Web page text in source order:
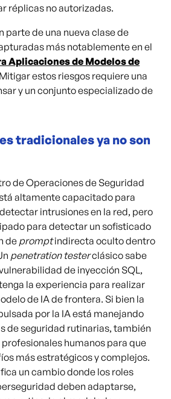
réplicas no autorizadas.
parte de una nueva clase de
más notablemente en el
Aplicaciones de Modelos de
estos riesgos requiere una
y un conjunto especializado de
tradicionales ya no son
de Operaciones de Seguridad
altamente capacitado para
intrusiones en la red, pero
para detectar un sofisticado
de promptindirecta oculto dentro
penetration testerclásico sabe
de inyección SQL,
la experiencia para realizar
de IA de frontera. Si bien la
por la IA está manejando
de seguridad rutinarias, también
humanos para que
más estratégicos y complejos.
un cambio donde los roles
deben adaptarse,